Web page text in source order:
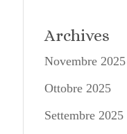
Archives
Novembre 2025
Ottobre 2025
Settembre 2025